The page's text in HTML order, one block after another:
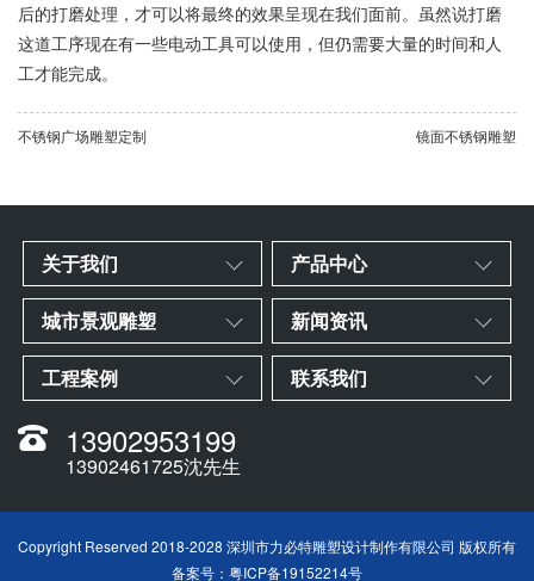
后的打磨处理，才可以将最终的效果呈现在我们面前。虽然说打磨
这道工序现在有一些电动工具可以使用，但仍需要大量的时间和人
工才能完成。
不锈钢广场雕塑定制 镜面不锈钢雕塑
关于我们 产品中心
城市景观雕塑 新闻资讯
工程案例 联系我们
13902953199
13902461725沈先生
Copyright Reserved 2018-2028 深圳市力必特雕塑设计制作有限公司 版权所有
备案号： 粤ICP备19152214号